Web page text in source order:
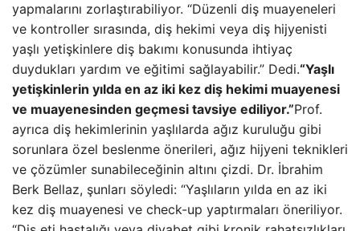
yapmalarını zorlaştırabiliyor. “Düzenli diş muayeneleri
ve kontroller sırasında, diş hekimi veya diş hijyenisti
yaşlı yetişkinlere diş bakımı konusunda ihtiyaç
duydukları yardım ve eğitimi sağlayabilir.” Dedi.“Yaşlı
yetişkinlerin yılda en az iki kez diş hekimi muayenesi
ve muayenesinden geçmesi tavsiye ediliyor.”Prof.
ayrıca diş hekimlerinin yaşlılarda ağız kuruluğu gibi
sorunlara özel beslenme önerileri, ağız hijyeni teknikleri
ve çözümler sunabileceğinin altını çizdi. Dr. İbrahim
Berk Bellaz, şunları söyledi: “Yaşlıların yılda en az iki
kez diş muayenesi ve check-up yaptırmaları öneriliyor.